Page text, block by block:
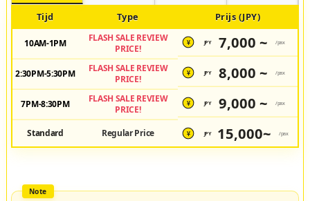
Tijd Type Prijs (JPY)
10AM-1PM
FLASH SALE REVIEW
PRICE!
¥ JPY 7,000 ~ /pax
2:30PM-5:30PM
FLASH SALE REVIEW
PRICE!
¥ JPY 8,000 ~ /pax
7PM-8:30PM
FLASH SALE REVIEW
PRICE!
¥ JPY 9,000 ~ /pax
Standard Regular Price ¥ JPY 15,000~ /pax